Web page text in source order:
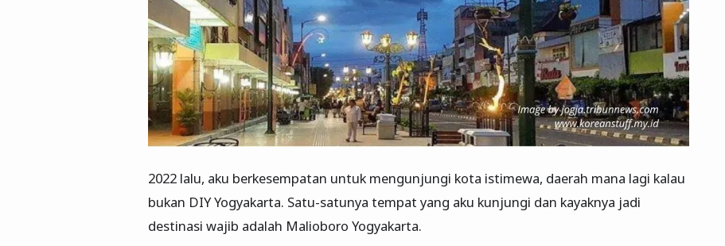
2022 lalu, aku berkesempatan untuk mengunjungi kota istimewa, daerah mana lagi kalau
bukan DIY Yogyakarta. Satu-satunya tempat yang aku kunjungi dan kayaknya jadi
destinasi wajib adalah Malioboro Yogyakarta.